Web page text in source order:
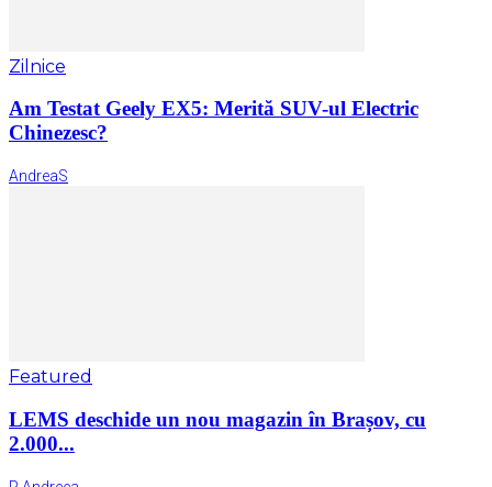
Zilnice
Am Testat Geely EX5: Merită SUV-ul Electric
Chinezesc?
AndreaS
Featured
LEMS deschide un nou magazin în Brașov, cu
2.000...